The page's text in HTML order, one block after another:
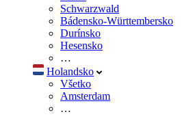
Schwarzwald
Bádensko-Württembersko
Durínsko
Hesensko
…
Holandsko
Všetko
Amsterdam
…